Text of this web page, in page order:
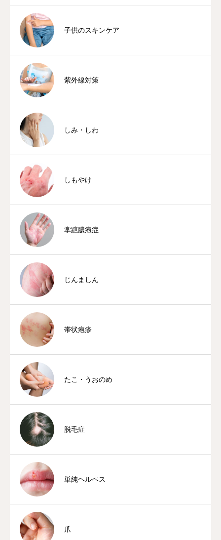
子供のスキンケア
紫外線対策
しみ・しわ
しもやけ
掌蹠膿疱症
じんましん
帯状疱疹
たこ・うおのめ
脱毛症
単純ヘルペス
爪